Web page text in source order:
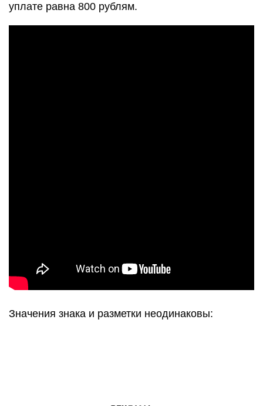
уплате равна 800 рублям.
Значения знака и разметки неодинаковы: